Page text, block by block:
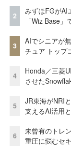
2
みずほFGがAI
「Wiz Base
3
AIでシニアが
チュア トップ
4
Honda／三菱
させた
5
JR東海がNRI
支えるAI活用
6
未曾有のトレ
重圧に悩むセ